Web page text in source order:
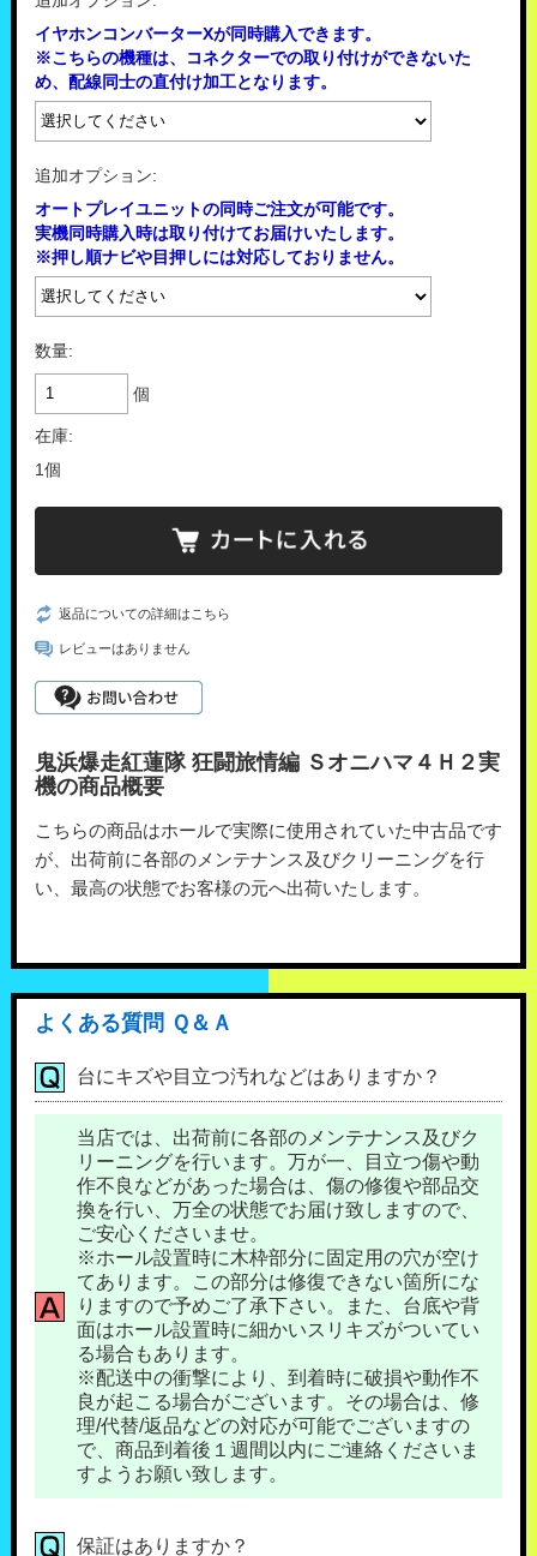
イヤホンコンバーターXが同時購入できます。
※こちらの機種は、コネクターでの取り付けができないた
め、配線同士の直付け加工となります。
追加オプション:
オートプレイユニットの同時ご注文が可能です。
実機同時購入時は取り付けてお届けいたします。
※押し順ナビや目押しには対応しておりません。
数量:
個
在庫:
1個
返品についての詳細はこちら
レビューはありません
鬼浜爆走紅蓮隊 狂闘旅情編 Ｓオニハマ４Ｈ２実
機の商品概要
こちらの商品はホールで実際に使用されていた中古品です
が、出荷前に各部のメンテナンス及びクリーニングを行
い、最高の状態でお客様の元へ出荷いたします。
よくある質問 Ｑ＆Ａ
台にキズや目立つ汚れなどはありますか？
当店では、出荷前に各部のメンテナンス及びク
リーニングを行います。万が一、目立つ傷や動
作不良などがあった場合は、傷の修復や部品交
換を行い、万全の状態でお届け致しますので、
ご安心くださいませ。
※ホール設置時に木枠部分に固定用の穴が空け
てあります。この部分は修復できない箇所にな
りますので予めご了承下さい。また、台底や背
面はホール設置時に細かいスリキズがついてい
る場合もあります。
※配送中の衝撃により、到着時に破損や動作不
良が起こる場合がございます。その場合は、修
理/代替/返品などの対応が可能でございますの
で、商品到着後１週間以内にご連絡くださいま
すようお願い致します。
保証はありますか？